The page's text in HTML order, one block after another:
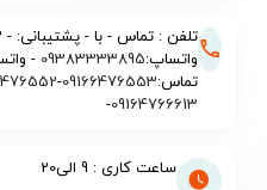
واتساپ:09383333895
-
تماس:09166476553
-
09164766613
-
ساعت کاری : 9 الی20